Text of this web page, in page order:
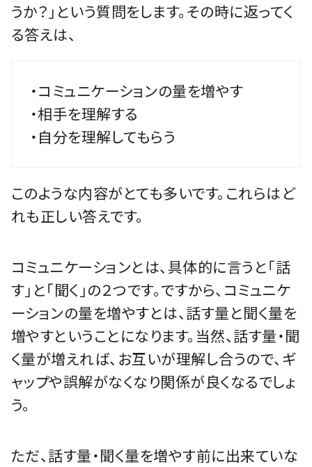
うか？」という質問をします。その時に返ってく
る答えは、
・コミュニケーションの量を増やす
・相手を理解する
・自分を理解してもらう
このような内容がとても多いです。これらはど
れも正しい答えです。
コミュニケーションとは、具体的に言うと「話
す」と「聞く」の２つです。ですから、コミュニケ
ーションの量を増やすとは、話す量と聞く量を
増やすということになります。当然、話す量・聞
く量が増えれば、お互いが理解し合うので、ギ
ャップや誤解がなくなり関係が良くなるでしょ
う。
ただ、話す量・聞く量を増やす前に出来ていな